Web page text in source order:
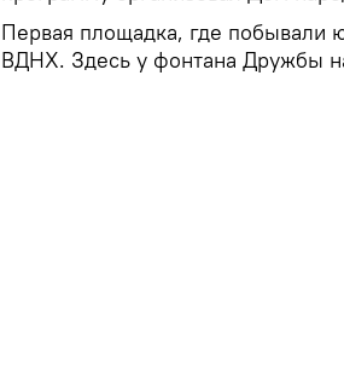
Первая площадка, где побывали
ВДНХ. Здесь у фонтана Дружбы